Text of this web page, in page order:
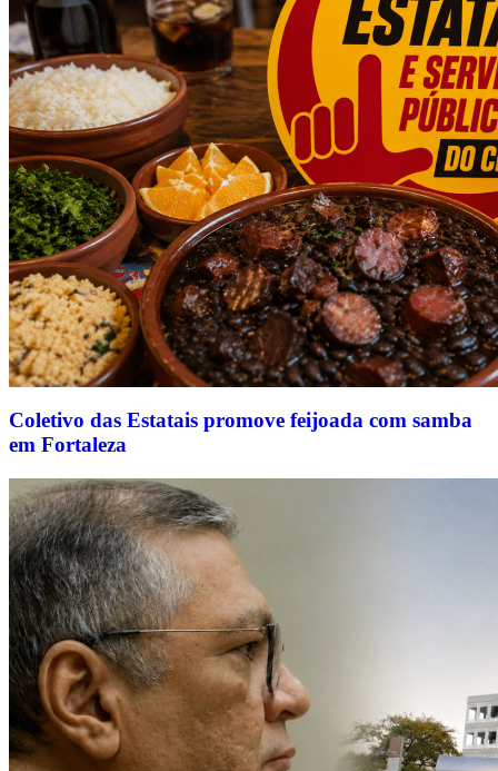
Coletivo das Estatais promove feijoada com samba
em Fortaleza